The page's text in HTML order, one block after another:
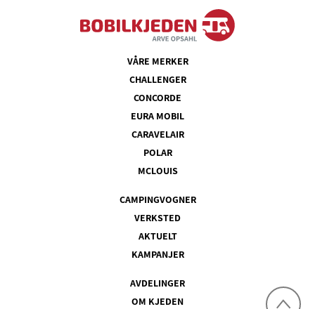
VÅRE MERKER
CHALLENGER
CONCORDE
EURA MOBIL
CARAVELAIR
POLAR
MCLOUIS
CAMPINGVOGNER
VERKSTED
AKTUELT
KAMPANJER
AVDELINGER
OM KJEDEN